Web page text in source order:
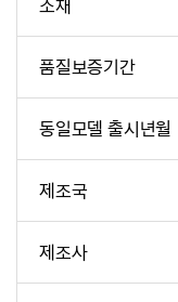
소재
품질보증기간
동일모델 출시년월
제조국
제조사